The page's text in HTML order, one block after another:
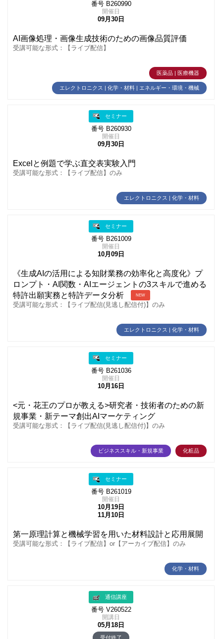
番号 B260990
開催日
09月30日
AI画像処理・画像生成技術のための画像品質評価
受講可能な形式：【ライブ配信】
医薬品 | 医療機器
エレクトロニクス | 化学・材料 | エネルギー・環境・機械
セミナー
番号 B260930
開催日
09月30日
Excelと例題で学ぶ直交表実験入門
受講可能な形式：【ライブ配信】のみ
エレクトロニクス | 化学・材料
セミナー
番号 B261009
開催日
10月09日
《生成AIの活用による知財業務の効率化と高度化》プ
ロンプト・AI関数・AIエージェントの3スキルで進める
特許出願実務と特許データ分析
NEW
受講可能な形式：【ライブ配信(見逃し配信付)】のみ
エレクトロニクス | 化学・材料
セミナー
番号 B261036
開催日
10月16日
<元・花王のプロが教える>研究者・技術者のための新
規事業・新テーマ創出AIマーケティング
受講可能な形式：【ライブ配信(見逃し配信付)】のみ
ビジネススキル・新規事業 化粧品
セミナー
番号 B261019
開催日
10月19日
11月10日
第一原理計算と機械学習を用いた材料設計と応用展開
受講可能な形式：【ライブ配信】or【アーカイブ配信】のみ
化学・材料
通信講座
番号 V260522
開講日
05月18日
受付終了